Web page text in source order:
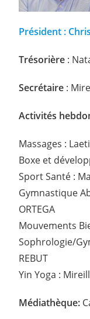
Président :
Trésorière :
Secrétaire :
Activités
Massages :
Boxe et
Sport Santé :
Gymnastique
ORTEGA
Mouvements
Sophrologie/
REBUT
Yin Yoga :
Médiathèque: